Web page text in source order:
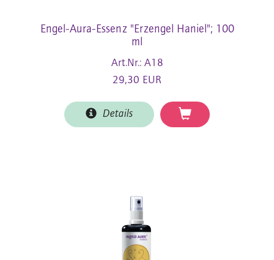
Engel-Aura-Essenz "Erzengel Haniel"; 100
ml
Art.Nr.: A18
29,30 EUR
Details